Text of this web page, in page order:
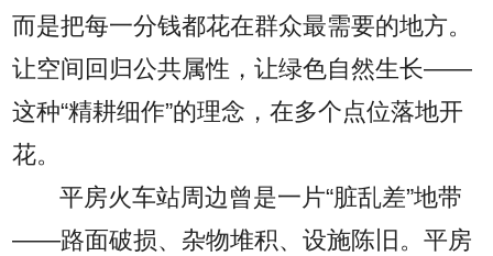
而是把每一分钱都花在群众最需要的地方。
让空间回归公共属性，让绿色自然生长——
这种“精耕细作”的理念，在多个点位落地开
花。
平房火车站周边曾是一片“脏乱差”地带
——路面破损、杂物堆积、设施陈旧。平房